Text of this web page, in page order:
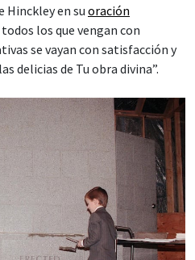
Hinckley en su oración
los que vengan con
se vayan con satisfacción y
delicias de Tu obra divina”.